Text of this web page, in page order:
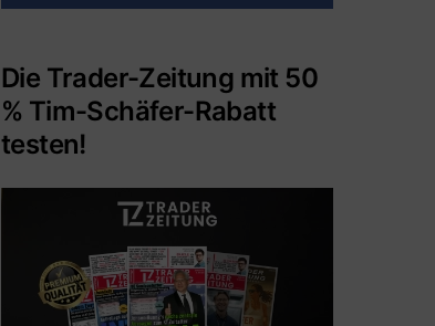
Die Trader-Zeitung mit 50
% Tim-Schäfer-Rabatt
testen!